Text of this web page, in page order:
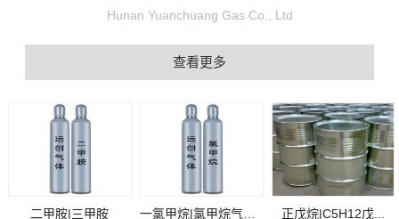
Hunan Yuanchuang Gas Co., Ltd
查看更多
二甲胺|三甲胺 正戊烷|C5H12戊...